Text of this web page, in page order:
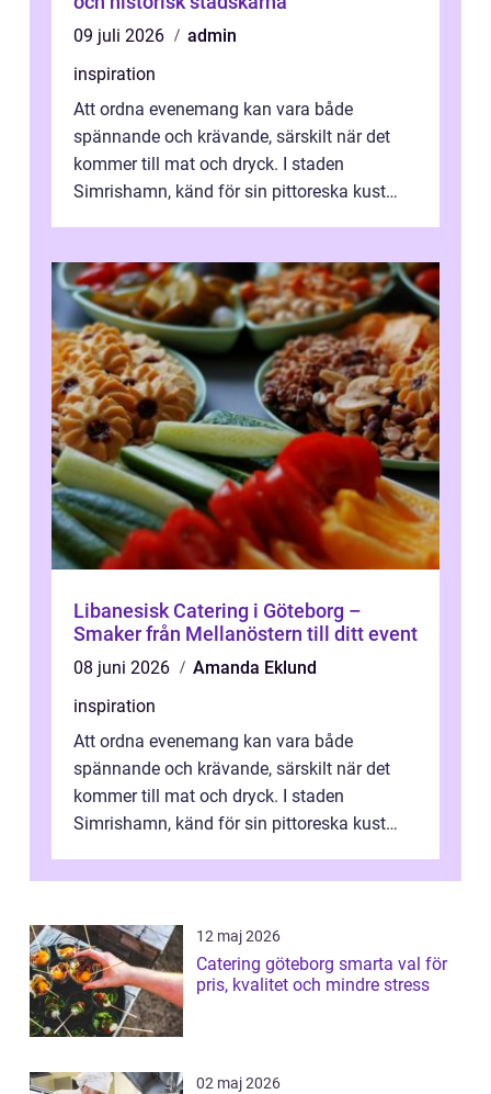
09 juli 2026
admin
inspiration
Att ordna evenemang kan vara både
spännande och krävande, särskilt när det
kommer till mat och dryck. I staden
Simrishamn, känd för sin pittoreska kust
Libanesisk Catering i Göteborg –
Smaker från Mellanöstern till ditt event
08 juni 2026
Amanda Eklund
inspiration
Att ordna evenemang kan vara både
spännande och krävande, särskilt när det
kommer till mat och dryck. I staden
Simrishamn, känd för sin pittoreska kust
12 maj 2026
Catering göteborg smarta val för
pris, kvalitet och mindre stress
02 maj 2026